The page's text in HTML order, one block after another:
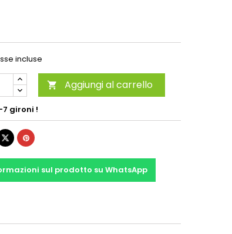
incluse
 Aggiungi al carrello
gironi !
sul prodotto su WhatsApp